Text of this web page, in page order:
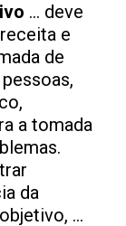
… deve
e
de
a tomada
da
…